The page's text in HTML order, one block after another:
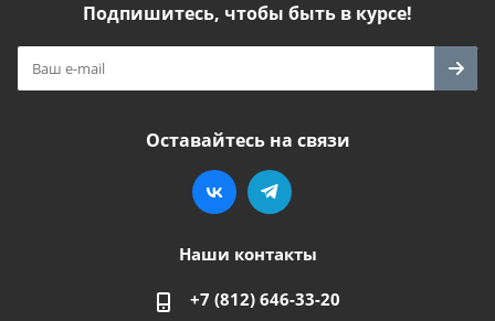
Подпишитесь, чтобы быть в курсе!
Оставайтесь на связи
Наши контакты
+7 (812) 646-33-20